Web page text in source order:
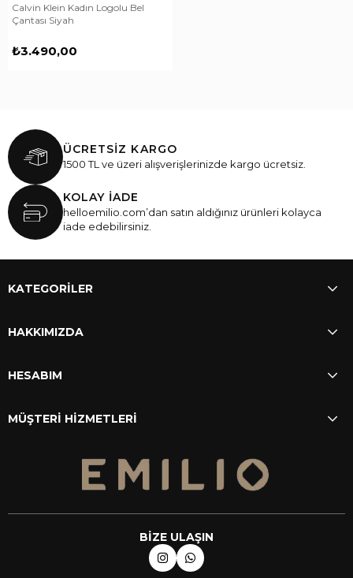
Calvin Klein Kadın Logolu Bel
Çantası Siyah
₺3.490,00
ÜCRETSİZ KARGO
1500 TL ve üzeri alışverişlerinizde kargo ücretsiz.
KOLAY İADE
helloemilio.com’dan satın aldığınız ürünleri kolayca
iade edebilirsiniz.
KATEGORİLER
HAKKIMIZDA
HESABIM
MÜŞTERİ HİZMETLERİ
BİZE ULAŞIN